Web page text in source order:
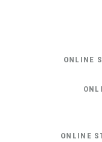
ONLINE
ONLINE